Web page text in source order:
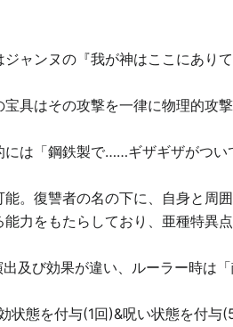
ャンヌの『我が神はここにあり
具はその攻撃を一律に物理的攻
は「鋼鉄製で……ギザギザがつ
。復讐者の名の下に、自身と周
力をもたらしており、亜種特異
及び効果が違い、ルーラー時は
態を付与(1回)&呪い状態を付